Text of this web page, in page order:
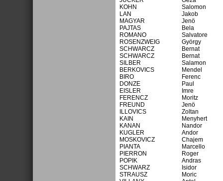
KOHN
Salomon
LAN
Jakob
MAGYAR
Jenö
PAJTAS
Bela
ROMANO
Salvatore
ROSENZWEIG
György
SCHWARCZ
Bernat
SCHWARCZ
Bernat
SILBER
Salamon
BERKOVICS
Mendel
BIRO
Ferenc
DONZE
Paul
EISLER
Imre
FERENCZ
Moritz
FREUND
Jenö
ILLOVICS
Zoltan
KAIN
Menyhert
KANAN
Nandor
KUGLER
Andor
MOSKOVICZ
Chajem
PIANTA
Marcello
PIERRON
Roger
POPIK
Andras
SCHWARZ
Isidor
STRAUSZ
Moric